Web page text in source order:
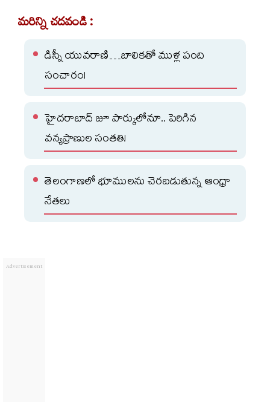
మరిన్ని చదవండి :
డిస్నీ యువరాణి…బాలికతో ముళ్ల పంది
సంచారం!
హైదరాబాద్ జూ పార్కులోనూ.. పెరిగిన
వన్యప్రాణుల సంతతి!
తెలంగాణలో భూములను చెరబడుతున్న ఆంధ్రా
నేతలు